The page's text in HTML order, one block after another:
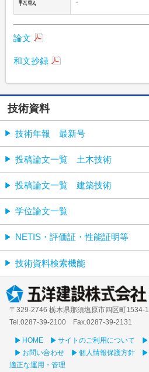
論文
和文抄録
技術資料
技術年報 最新号
投稿論文一覧 土木技術
投稿論文一覧 建築技術
学位論文一覧
NETIS・評価証・性能証明等
技術資料検索機能
〒329-2746 栃木県那須塩原市四区町1534-1
Tel.0287-39‐2100 Fax.0287-39-2131
HOME サイトのご利用について
お問い合わせ
個人情報保護方針
適正な運用・管理